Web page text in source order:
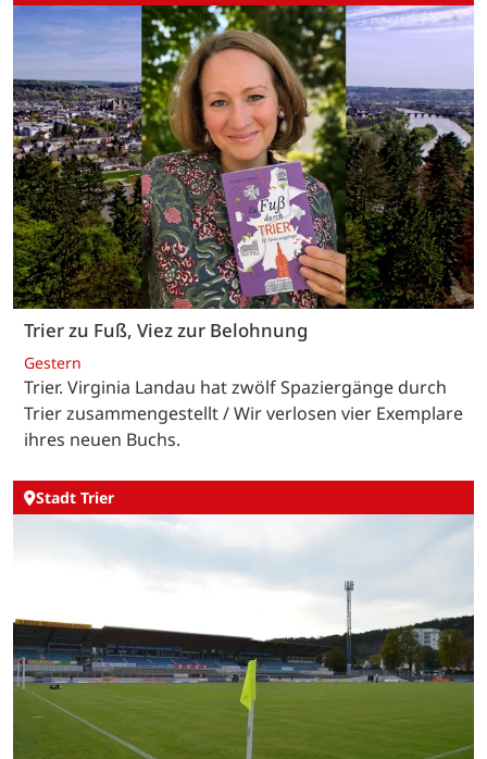
Trier zu Fuß, Viez zur Belohnung
Gestern
Trier. Virginia Landau hat zwölf Spaziergänge durch
Trier zusammengestellt / Wir verlosen vier Exemplare
ihres neuen Buchs.
Stadt Trier